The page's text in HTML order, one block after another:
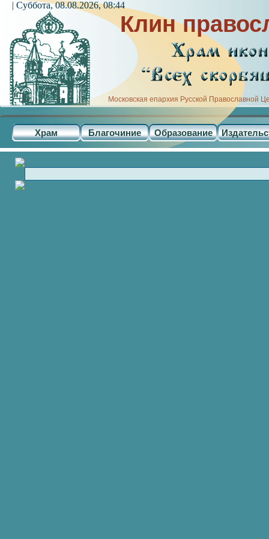
Клин
Московская епархия Русской Православной
Храм Благочиние Образование
| Суббота, 08.08.2026, 08:44